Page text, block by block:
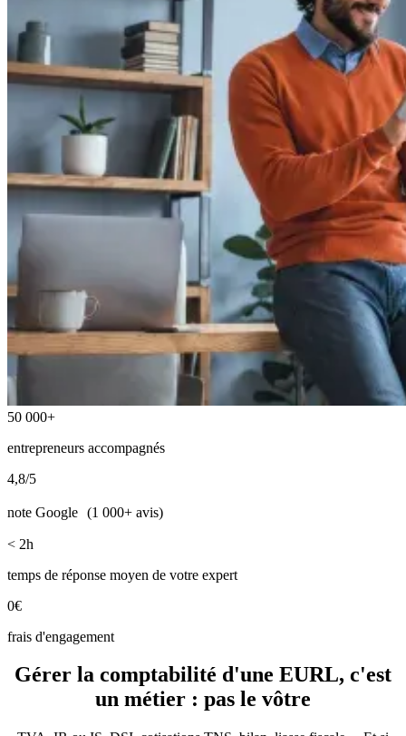
50 000+
entrepreneurs accompagnés
4,8/5
note Google (1 000+ avis)
< 2h
temps de réponse moyen de votre expert
0€
frais d'engagement
Gérer la comptabilité d'une EURL, c'est
un métier : pas le vôtre